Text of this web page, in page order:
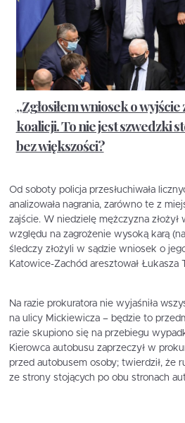
„Zgłosiłem wniosek o wyjście
koalicji. To nie jest szwedzki
bez większości?
Od soboty policja przesłuchiwała
analizowała nagrania, zarówno te z
zajście. W niedzielę mężczyzna
względu na zagrożenie wysoką karą
śledczy złożyli w sądzie wniosek o
Katowice-Zachód aresztował Łukasza
Na razie prokuratora nie wyjaśniła
na ulicy Mickiewicza – będzie to
razie skupiono się na przebiegu
Kierowca autobusu zaprzeczył w
przed autobusem osoby; twierdził, że
ze strony stojących po obu stronach